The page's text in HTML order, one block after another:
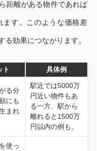
距離がある物件であれば
ます。このような価格差
効果につながります。
ト 具体例
る分
にも
まれ
駅近では5000万
円近い物件もあ
る一方、駅から
離れると1500万
円以内の例も。
使っ